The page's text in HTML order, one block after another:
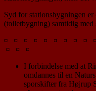
Syd for stationsbygningen
(toiletbygning) samtidig med
¤ ¤ ¤ ¤ ¤ ¤ ¤ ¤ ¤
¤ ¤ ¤
I forbindelse med at
omdannes til en
sporskifter fra Højrup